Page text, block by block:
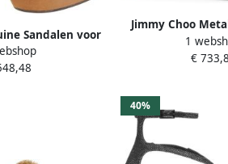
Sandalen voor
Jimmy Choo
voor1
€
40%